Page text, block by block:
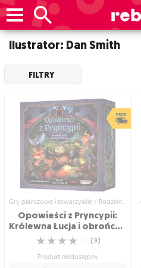
Ilustrator: Dan Smith
FILTRY
Gry planszowe i towarzyskie / Rodzinne gry planszowe
Opowieści z Pryncypii:
Królewna Łucja i obrońcy królestwa
☆
☆
☆
☆ (9)
Produkt niedostępny